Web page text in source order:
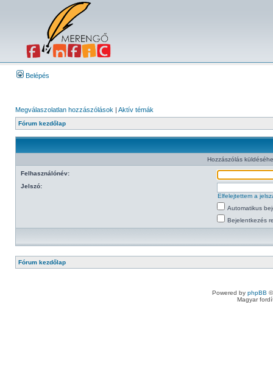
Belépés
Megválaszolatlan hozzászólások | Aktív témák
Fórum kezdőlap
Hozzászólás
Felhasználónév:
Jelszó:
Elfelejtettem a
Automatikus
Bejelentkezés
Fórum kezdőlap
Powered by phpBB
Magyar